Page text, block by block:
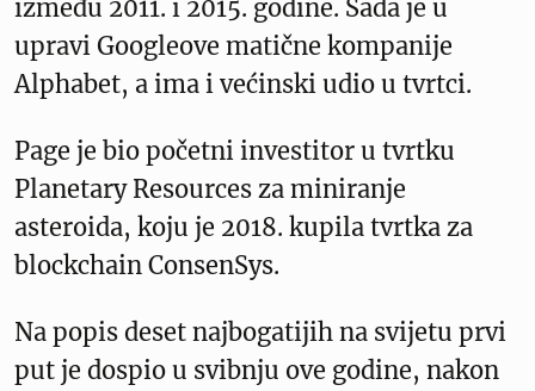
između 2011. i 2015. godine. Sada je u
upravi Googleove matične kompanije
Alphabet, a ima i većinski udio u tvrtci.
Page je bio početni investitor u tvrtku
Planetary Resources za miniranje
asteroida, koju je 2018. kupila tvrtka za
blockchain ConsenSys.
Na popis deset najbogatijih na svijetu prvi
put je dospio u svibnju ove godine, nakon